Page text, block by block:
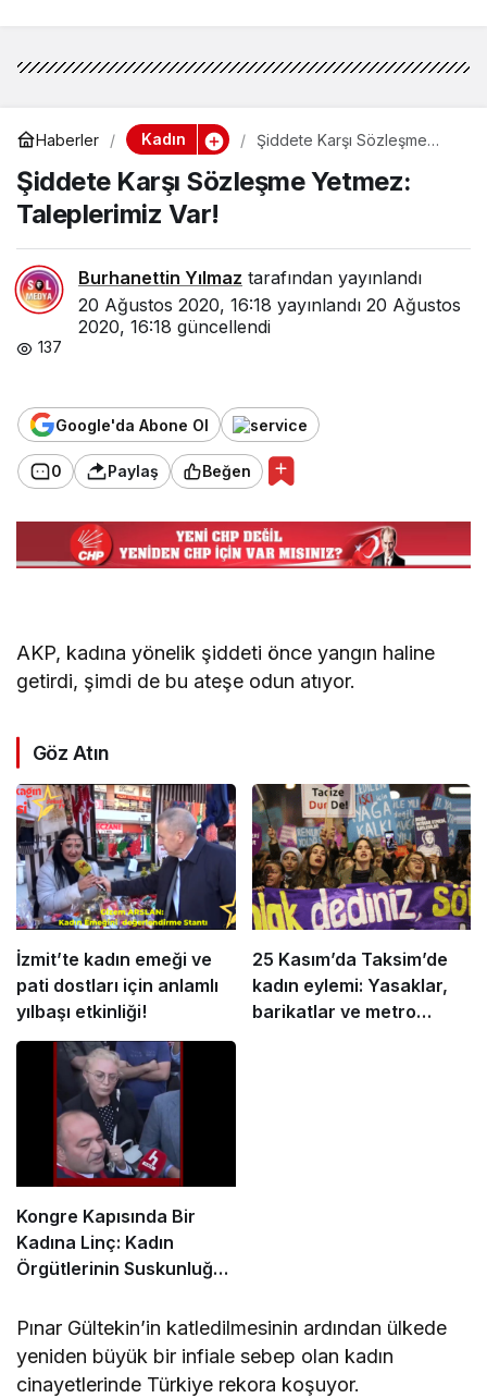
Haberler Kadın
Şiddete Karşı Sözleşme
Şiddete Karşı Sözleşme Yetmez:
Taleplerimiz Var!
Burhanettin Yılmaz tarafından yayınlandı
20 Ağustos 2020, 16:18 yayınlandı 20 Ağustos
2020, 16:18 güncellendi
137
Google'da Abone Ol
0 Paylaş Beğen
AKP, kadına yönelik şiddeti önce yangın haline
getirdi, şimdi de bu ateşe odun atıyor.
Göz Atın
İzmit’te kadın emeği ve
pati dostları için anlamlı
yılbaşı etkinliği!
25 Kasım’da Taksim’de
kadın eylemi: Yasaklar,
barikatlar ve metro
Kongre Kapısında Bir
Kadına Linç: Kadın
Örgütlerinin Suskunluğu
Pınar Gültekin’in katledilmesinin ardından ülkede
yeniden büyük bir infiale sebep olan kadın
cinayetlerinde Türkiye rekora koşuyor.